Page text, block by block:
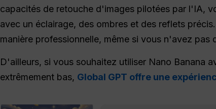
capacités de retouche d'images pilotées par l'IA,
avec un éclairage, des ombres et des reflets
manière professionnelle, même si vous n'avez
D'ailleurs, si vous souhaitez utiliser Nano Banana
extrêmement bas, Global GPT offre une